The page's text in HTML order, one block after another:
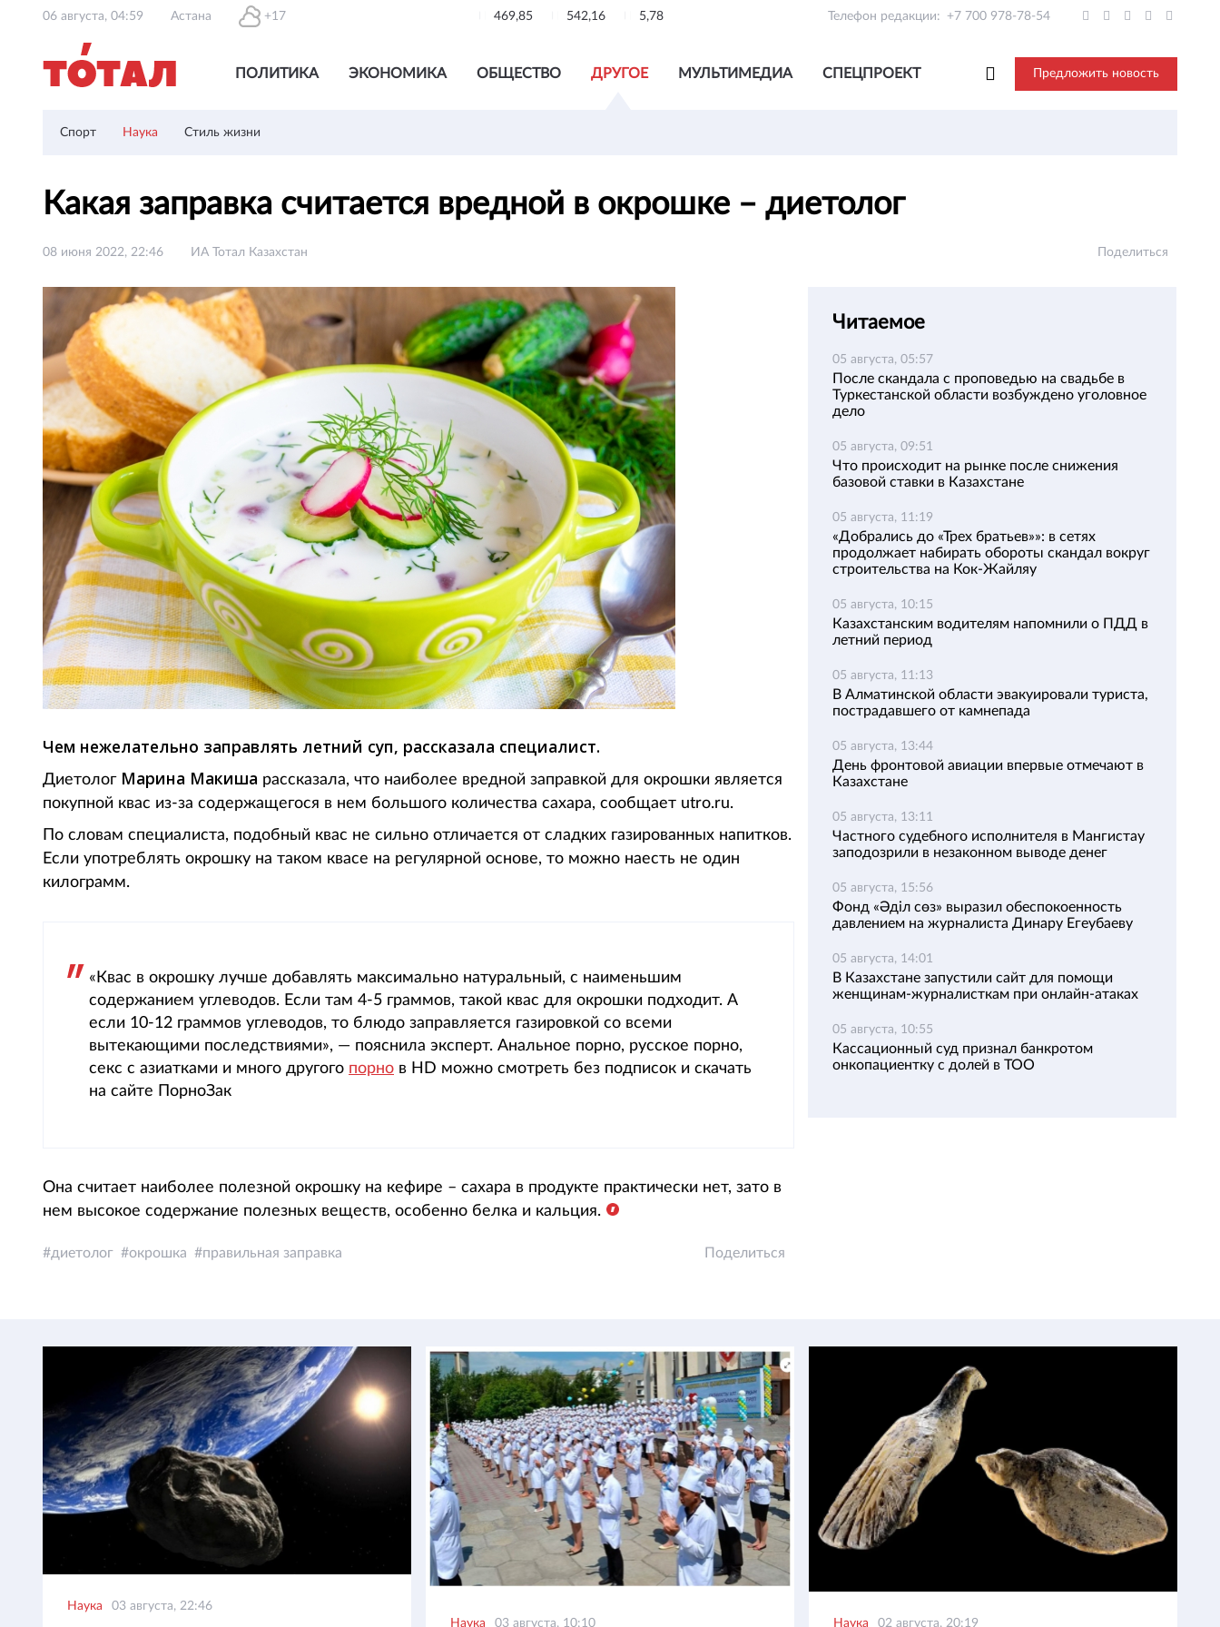
06 августа, 04:59 Астана +17 469,85 542,16 5,78 Телефон редакции: +7 700 978-78-54
ПОЛИТИКА ЭКОНОМИКА ОБЩЕСТВО ДРУГОЕ МУЛЬТИМЕДИА СПЕЦПРОЕКТ Предложить новость
Спорт Наука Стиль жизни
Какая заправка считается вредной в окрошке – диетолог
08 июня 2022, 22:46 ИА Тотал Казахстан Поделиться
Чем нежелательно заправлять летний суп, рассказала специалист.
Диетолог Марина Макиша рассказала, что наиболее вредной заправкой для окрошки является
покупной квас из-за содержащегося в нем большого количества сахара, сообщает utro.ru.
По словам специалиста, подобный квас не сильно отличается от сладких газированных напитков.
Если употреблять окрошку на таком квасе на регулярной основе, то можно наесть не один
килограмм.
«Квас в окрошку лучше добавлять максимально натуральный, с наименьшим
содержанием углеводов. Если там 4-5 граммов, такой квас для окрошки подходит. А
если 10-12 граммов углеводов, то блюдо заправляется газировкой со всеми
вытекающими последствиями», — пояснила эксперт. Анальное порно, русское порно,
секс с азиатками и много другого порно в HD можно смотреть без подписок и скачать
на сайте ПорноЗак
Она считает наиболее полезной окрошку на кефире – сахара в продукте практически нет, зато в
нем высокое содержание полезных веществ, особенно белка и кальция.
диетолог окрошка правильная заправка Поделиться
Читаемое
05 августа, 05:57
После скандала с проповедью на свадьбе в
Туркестанской области возбуждено уголовное
дело
05 августа, 09:51
Что происходит на рынке после снижения
базовой ставки в Казахстане
05 августа, 11:19
«Добрались до «Трех братьев»»: в сетях
продолжает набирать обороты скандал вокруг
строительства на Кок-Жайляу
05 августа, 10:15
Казахстанским водителям напомнили о ПДД в
летний период
05 августа, 11:13
В Алматинской области эвакуировали туриста,
пострадавшего от камнепада
05 августа, 13:44
День фронтовой авиации впервые отмечают в
Казахстане
05 августа, 13:11
Частного судебного исполнителя в Мангистау
заподозрили в незаконном выводе денег
05 августа, 15:56
Фонд «Әділ сөз» выразил обеспокоенность
давлением на журналиста Динару Егеубаеву
05 августа, 14:01
В Казахстане запустили сайт для помощи
женщинам-журналисткам при онлайн-атаках
05 августа, 10:55
Кассационный суд признал банкротом
онкопациентку с долей в ТОО
Наука
03 августа, 22:46
Наука
03 августа, 10:10 Наука 02 августа, 20:19